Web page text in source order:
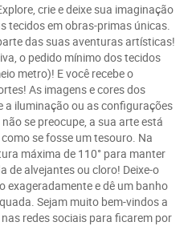
crie e deixe sua imaginação
em obras-primas únicas.
das suas aventuras artísticas!
o pedido mínimo dos tecidos
metro)! E você recebe o
As imagens e cores dos
iluminação ou as configurações
se preocupe, a sua arte está
se fosse um tesouro. Na
máxima de 110° para manter
de alvejantes ou cloro! Deixe-o
exageradamente e dê um banho
Sejam muito bem-vindos a
redes sociais para ficarem por